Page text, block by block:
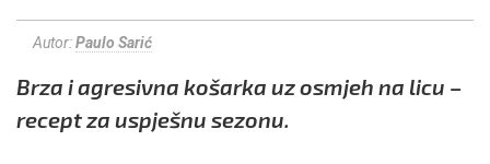
Autor:Paulo Sarić
Brza i agresivna košarka uz osmjeh na licu –
recept za uspješnu sezonu.